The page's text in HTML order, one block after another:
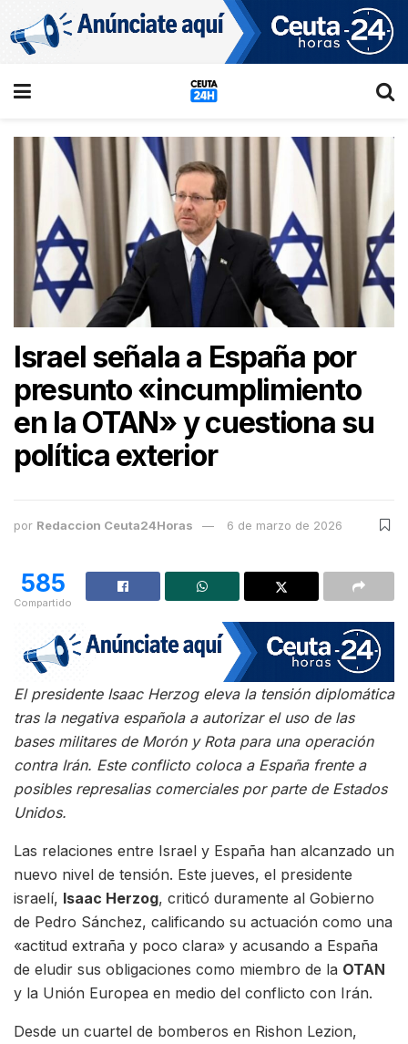
Israel señala a España por
presunto «incumplimiento
en la OTAN» y cuestiona su
política exterior
por Redaccion Ceuta24Horas 6 de marzo de 2026
585
Compartido
El presidente Isaac Herzog eleva la tensión diplomática
tras la negativa española a autorizar el uso de las
bases militares de Morón y Rota para una operación
contra Irán. Este conflicto coloca a España frente a
posibles represalias comerciales por parte de Estados
Unidos.
Las relaciones entre Israel y España han alcanzado un
nuevo nivel de tensión. Este jueves, el presidente
israelí, Isaac Herzog, criticó duramente al Gobierno
de Pedro Sánchez, calificando su actuación como una
«actitud extraña y poco clara» y acusando a España
de eludir sus obligaciones como miembro de la OTAN
y la Unión Europea en medio del conflicto con Irán.
Desde un cuartel de bomberos en Rishon Lezion,